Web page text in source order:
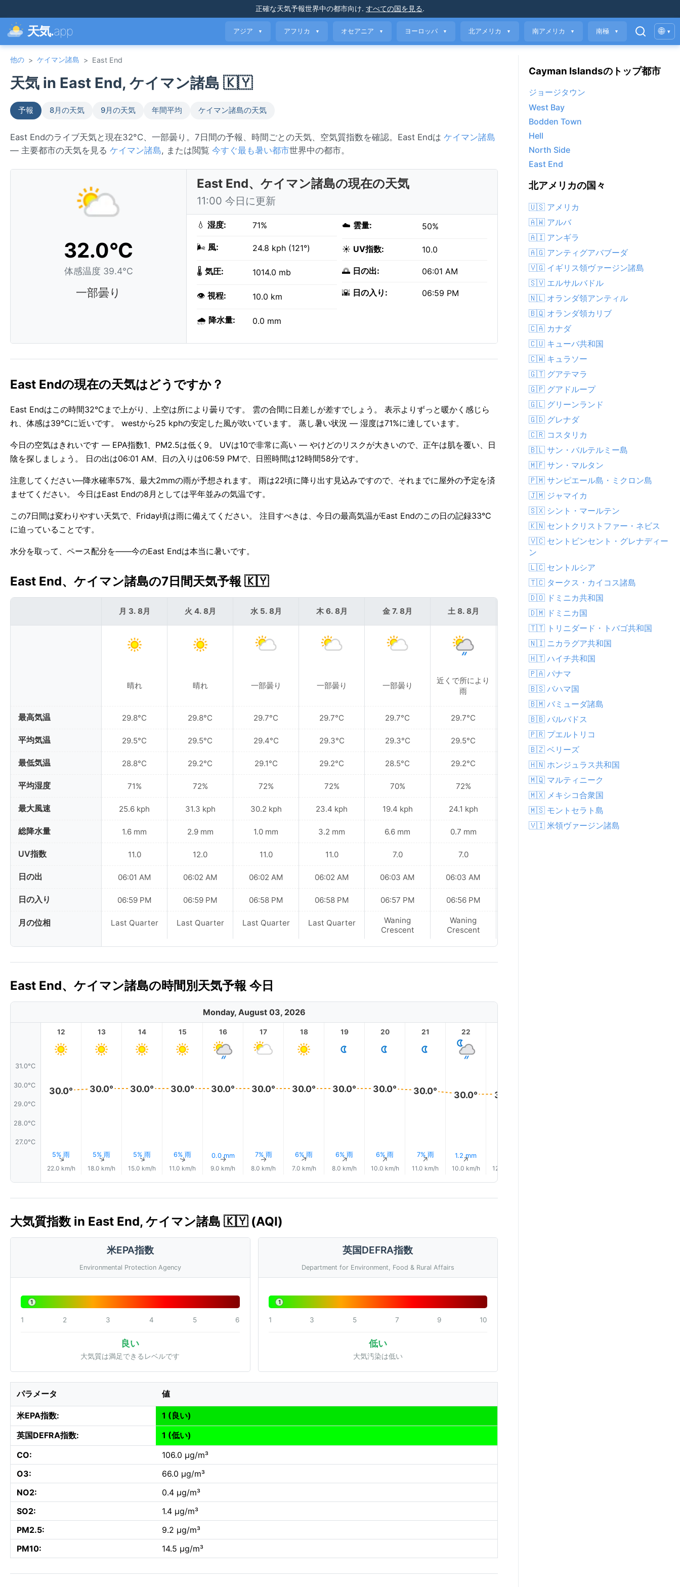
正確な天気予報世界中の都市向け. すべての国を見る.
天気.app アジア ▼ アフリカ ▼ オセアニア ▼ ヨーロッパ ▼ 北アメリカ ▼ 南アメリカ ▼ 南極 ▼ 🌐 ▾
他の > ケイマン諸島 > East End
天気 in East End, ケイマン諸島 🇰🇾
予報 8月の天気 9月の天気 年間平均 ケイマン諸島の天気
East Endのライブ天気と現在32°C、一部曇り。7日間の予報、時間ごとの天気、空気質指数を確認。East Endは ケイマン諸島
— 主要都市の天気を見る ケイマン諸島, または閲覧 今すぐ最も暑い都市世界中の都市。
32.0°C
体感温度 39.4°C
一部曇り
East End、ケイマン諸島の現在の天気
11:00 今日に更新
💧 湿度: 71%
🌬️ 風: 24.8 kph (121°)
🌡️ 気圧: 1014.0 mb
👁️ 視程: 10.0 km
🌧️ 降水量: 0.0 mm
☁️ 雲量: 50%
☀️ UV指数: 10.0
🌅 日の出: 06:01 AM
🌇 日の入り: 06:59 PM
East Endの現在の天気はどうですか？
East Endはこの時間32°Cまで上がり、上空は所により曇りです。 雲の合間に日差しが差すでしょう。 表示よりずっと暖かく感じら
れ、体感は39°Cに近いです。 westから25 kphの安定した風が吹いています。 蒸し暑い状況 — 湿度は71%に達しています。
今日の空気はきれいです — EPA指数1、PM2.5は低く9。 UVは10で非常に高い — やけどのリスクが大きいので、正午は肌を覆い、日
陰を探しましょう。 日の出は06:01 AM、日の入りは06:59 PMで、日照時間は12時間58分です。
注意してください—降水確率57%、最大2mmの雨が予想されます。 雨は22頃に降り出す見込みですので、それまでに屋外の予定を済
ませてください。 今日はEast Endの8月としては平年並みの気温です。
この7日間は変わりやすい天気で、Friday頃は雨に備えてください。 注目すべきは、今日の最高気温がEast Endのこの日の記録33°C
に迫っていることです。
水分を取って、ペース配分を——今のEast Endは本当に暑いです。
East End、ケイマン諸島の7日間天気予報 🇰🇾
最高気温
平均気温
最低気温
平均湿度
最大風速
総降水量
UV指数
日の出
日の入り
月の位相
月 3. 8月
晴れ
29.8°C
29.5°C
28.8°C
71%
25.6 kph
1.6 mm
11.0
06:01 AM
06:59 PM
Last Quarter
火 4. 8月
晴れ
29.8°C
29.5°C
29.2°C
72%
31.3 kph
2.9 mm
12.0
06:02 AM
06:59 PM
Last Quarter
水 5. 8月
一部曇り
29.7°C
29.4°C
29.1°C
72%
30.2 kph
1.0 mm
11.0
06:02 AM
06:58 PM
Last Quarter
木 6. 8月
一部曇り
29.7°C
29.3°C
29.2°C
72%
23.4 kph
3.2 mm
11.0
06:02 AM
06:58 PM
Last Quarter
金 7. 8月
一部曇り
29.7°C
29.3°C
28.5°C
70%
19.4 kph
6.6 mm
7.0
06:03 AM
06:57 PM
Waning
Crescent
土 8. 8月
近くで所により
雨
29.7°C
29.5°C
29.2°C
72%
24.1 kph
0.7 mm
7.0
06:03 AM
06:56 PM
Waning
Crescent
日 9. 8月
近くで所により雨
29.7°C
29.5°C
28.7°C
71%
17.6 kph
5.1 mm
East End、ケイマン諸島の時間別天気予報 今日
Monday, August 03, 2026
31.0°C
30.0°C
29.0°C
28.0°C
27.0°C
12
30.0°
5% 雨
↑
22.0 km/h
13
30.0°
5% 雨
↑
18.0 km/h
14
30.0°
5% 雨
↑
15.0 km/h
15
30.0°
6% 雨
↑
11.0 km/h
16
30.0°
0.0 mm
↑
9.0 km/h
17
30.0°
7% 雨
↑
8.0 km/h
18
30.0°
6% 雨
↑
7.0 km/h
19
30.0°
6% 雨
↑
8.0 km/h
20
30.0°
6% 雨
↑
10.0 km/h
21
30.0°
7% 雨
↑
11.0 km/h
22
30.0°
1.2 mm
↑
10.0 km/h
30.0°
12.0 km/h
大気質指数 in East End, ケイマン諸島 🇰🇾 (AQI)
米EPA指数
Environmental Protection Agency
1
1 2 3 4 5 6
良い
大気質は満足できるレベルです
英国DEFRA指数
Department for Environment, Food & Rural Affairs
1
1 3 5 7 9 10
低い
大気汚染は低い
パラメータ 値
米EPA指数:
1 (良い)
英国DEFRA指数:
1 (低い)
CO:
106.0 µg/m³
O3:
66.0 µg/m³
NO2:
0.4 µg/m³
SO2:
1.4 µg/m³
PM2.5:
9.2 µg/m³
PM10:
14.5 µg/m³
Cayman Islandsのトップ都市
ジョージタウン
West Bay
Bodden Town
Hell
North Side
East End
北アメリカの国々
🇺🇸 アメリカ
🇦🇼 アルバ
🇦🇮 アンギラ
🇦🇬 アンティグアバブーダ
🇻🇬 イギリス領ヴァージン諸島
🇸🇻 エルサルバドル
🇳🇱 オランダ領アンティル
🇧🇶 オランダ領カリブ
🇨🇦 カナダ
🇨🇺 キューバ共和国
🇨🇼 キュラソー
🇬🇹 グアテマラ
🇬🇵 グアドループ
🇬🇱 グリーンランド
🇬🇩 グレナダ
🇨🇷 コスタリカ
🇧🇱 サン・バルテルミー島
🇲🇫 サン・マルタン
🇵🇲 サンピエール島・ミクロン島
🇯🇲 ジャマイカ
🇸🇽 シント・マールテン
🇰🇳 セントクリストファー・ネビス
🇻🇨 セントビンセント・グレナディー
ン
🇱🇨 セントルシア
🇹🇨 タークス・カイコス諸島
🇩🇴 ドミニカ共和国
🇩🇲 ドミニカ国
🇹🇹 トリニダード・トバゴ共和国
🇳🇮 ニカラグア共和国
🇭🇹 ハイチ共和国
🇵🇦 パナマ
🇧🇸 バハマ国
🇧🇲 バミューダ諸島
🇧🇧 バルバドス
🇵🇷 プエルトリコ
🇧🇿 ベリーズ
🇭🇳 ホンジュラス共和国
🇲🇶 マルティニーク
🇲🇽 メキシコ合衆国
🇲🇸 モントセラト島
🇻🇮 米領ヴァージン諸島